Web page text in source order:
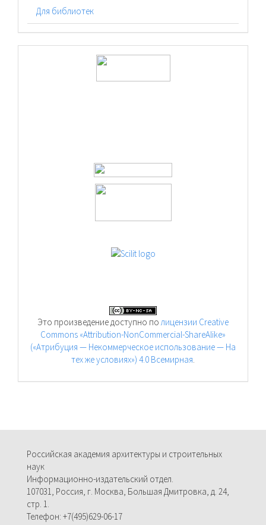
Для библиотек
Это произведение доступно полицензии Creative
Commons «Attribution-NonCommercial-ShareAlike»
(«Атрибуция — Некоммерческое использование — На
тех же условиях») 4.0 Всемирная.
Российская академия архитектуры и строительных
наук
Информационно-издательский отдел.
107031, Россия, г. Москва, Большая Дмитровка, д. 24,
стр. 1.
Телефон: +7(495)629-06-17